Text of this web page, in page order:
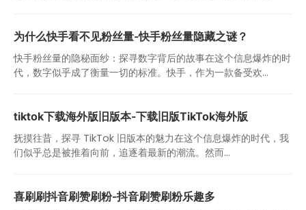
为什么快手看不见粉丝量-快手粉丝量隐藏之谜？
快手粉丝量的隐秘面纱：探寻数字背后的故事在这个信息爆炸的时
代，数字似乎成了衡量一切的标准。快手，作为一款备受欢...
tiktok下载海外版旧版本-下载旧版TikTok海外版
抚摸往昔，探寻 TikTok 旧版本的魅力在这个信息爆炸的时代，我
们似乎总是被推着向前，追逐着最新的潮流。然而...
喜刷刷抖音刷赞刷粉-抖音刷赞刷粉乐趣多